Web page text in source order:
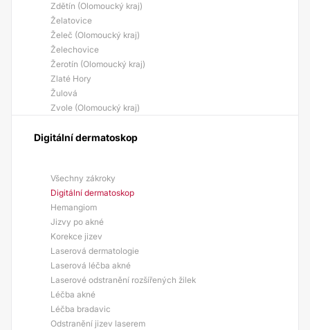
Zdětín (Olomoucký kraj)
Želatovice
Želeč (Olomoucký kraj)
Želechovice
Žerotín (Olomoucký kraj)
Zlaté Hory
Žulová
Zvole (Olomoucký kraj)
Digitální dermatoskop
Všechny zákroky
Digitální dermatoskop
Hemangiom
Jizvy po akné
Korekce jizev
Laserová dermatologie
Laserová léčba akné
Laserové odstranění rozšířených žilek
Léčba akné
Léčba bradavic
Odstranění jizev laserem